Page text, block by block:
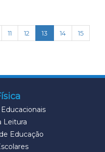
11 12 13 (current)
14
15
Leitura
Educação